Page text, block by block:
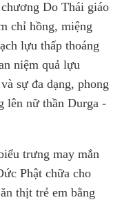
Do Thái giáo
chỉ hồng, miệng
lựu thấp thoáng
niệm quả lựu
sự đa dạng, phong
lên nữ thần Durga -
trưng may mắn
Phật chữa cho
thịt trẻ em bằng